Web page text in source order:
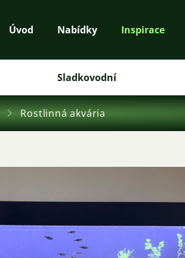
Úvod Nabídky Inspirace
Sladkovodní
Rostlinná akvária